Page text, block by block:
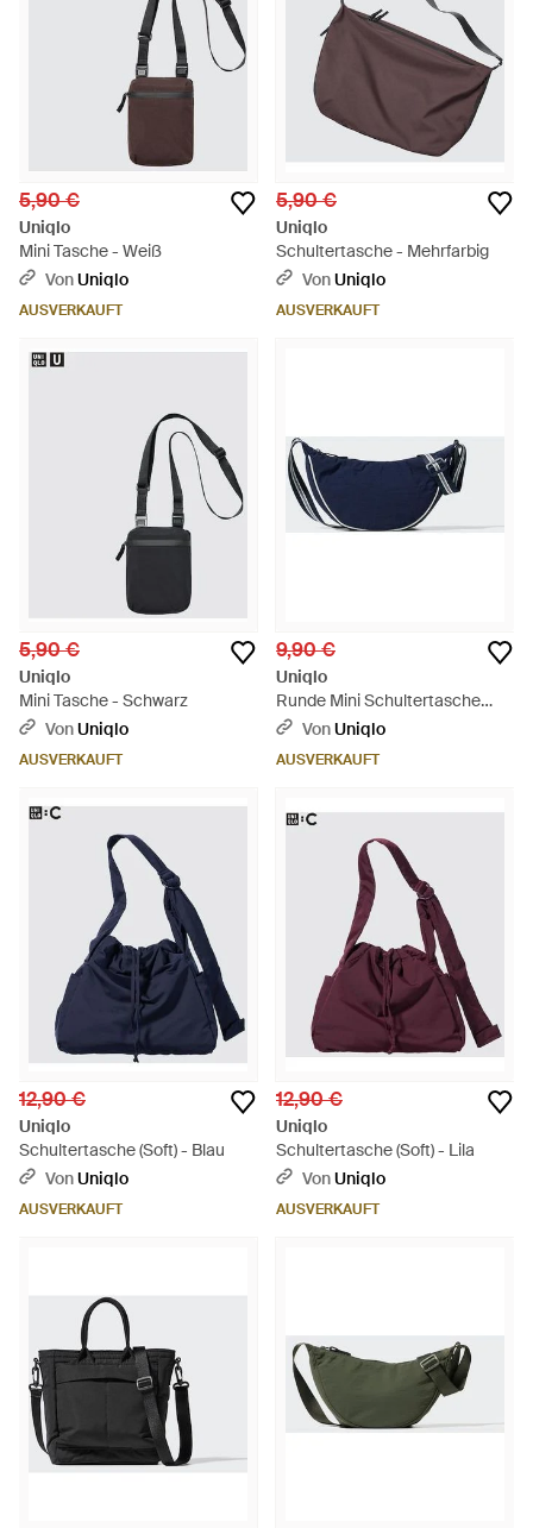
5,90 €
Uniqlo
Mini Tasche - Weiß
VonUniqlo
AUSVERKAUFT
5,90 €
Uniqlo
Schultertasche - Mehrfarbig
VonUniqlo
AUSVERKAUFT
5,90 €
Uniqlo
Mini Tasche - Schwarz
VonUniqlo
AUSVERKAUFT
9,90 €
Uniqlo
Runde Mini Schultertasche
(Streifen) - Blau
VonUniqlo
AUSVERKAUFT
12,90 €
Uniqlo
Schultertasche (Soft) - Blau
VonUniqlo
AUSVERKAUFT
12,90 €
Uniqlo
Schultertasche (Soft) - Lila
VonUniqlo
AUSVERKAUFT